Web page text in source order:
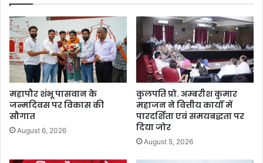
महापौर शंभू पासवान के
जन्मदिवस पर विकास की
सौगात
August 6, 2026
कुलपति प्रो. अम्बरीश कुमार
महाजन ने वित्तीय कार्यों में
पारदर्शिता एवं समयबद्धता पर
दिया जोर
August 5, 2026